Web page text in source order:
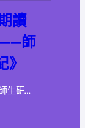
讀
——師
生研…